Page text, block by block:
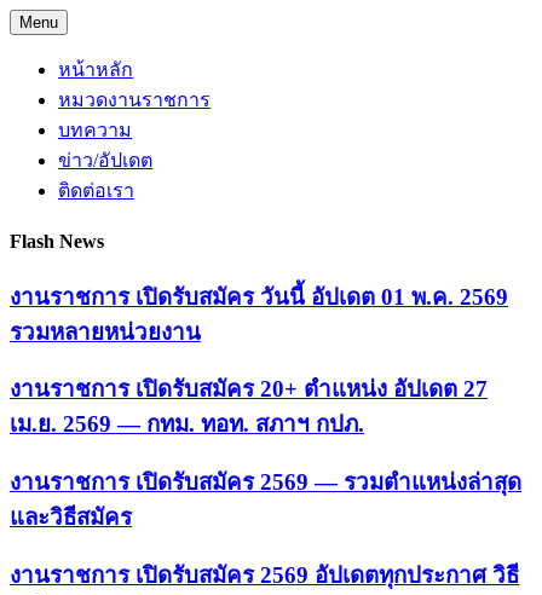
Skip
to
content
Menu
หน้าหลัก
หมวดงานราชการ
บทความ
ข่าว/อัปเดต
ติดต่อเรา
Flash News
งานราชการ เปิดรับสมัคร วันนี้ อัปเดต 01 พ.ค. 2569
รวมหลายหน่วยงาน
งานราชการ เปิดรับสมัคร 20+ ตำแหน่ง อัปเดต 27
เม.ย. 2569 — กทม. ทอท. สภาฯ กปภ.
งานราชการ เปิดรับสมัคร 2569 — รวมตำแหน่งล่าสุด
และวิธีสมัคร
งานราชการ เปิดรับสมัคร 2569 อัปเดตทุกประกาศ วิธี